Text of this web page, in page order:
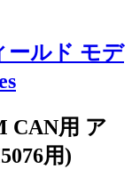
ールド モデ
CAN用 ア
用)